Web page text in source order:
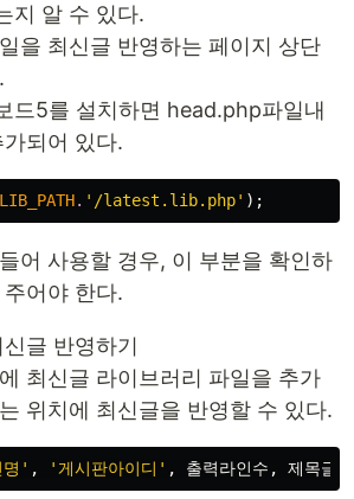
지 알 수 있다.
을 최신글 반영하는 페이지 상단
드5를 설치하면 head.php파일내
되어 있다.
. '/latest.lib.php' );
어 사용할 경우, 이 부분을 확인하
어야 한다.
글 반영하기
최신글 라이브러리 파일을 추가
위치에 최신글을 반영할 수 있다.
명' , '게시판아이디' , 출력라인수 , 제목글